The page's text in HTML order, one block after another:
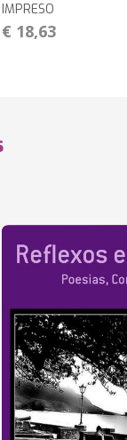
IMPRESO
€ 18,63